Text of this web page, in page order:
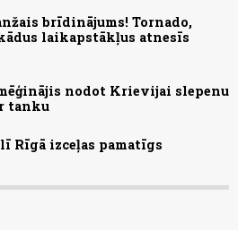
brīdinājums! Tornado,
laikapstākļus atnesīs
nodot Krievijai slepenu
tanku
Rīgā izceļas pamatīgs